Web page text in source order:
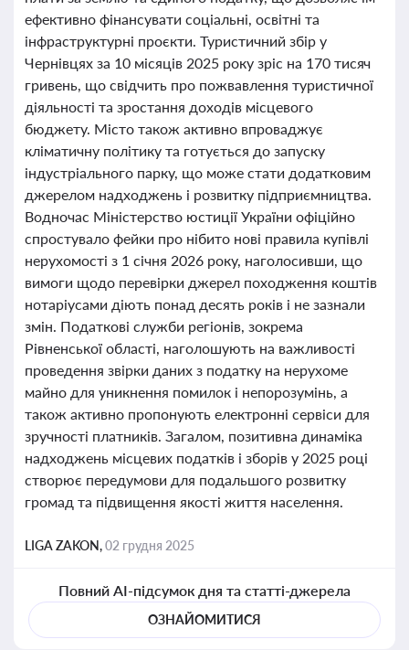
ефективно фінансувати соціальні, освітні та
інфраструктурні проєкти. Туристичний збір у
Чернівцях за 10 місяців 2025 року зріс на 170 тисяч
гривень, що свідчить про пожвавлення туристичної
діяльності та зростання доходів місцевого
бюджету. Місто також активно впроваджує
кліматичну політику та готується до запуску
індустріального парку, що може стати додатковим
джерелом надходжень і розвитку підприємництва.
Водночас Міністерство юстиції України офіційно
спростувало фейки про нібито нові правила купівлі
нерухомості з 1 січня 2026 року, наголосивши, що
вимоги щодо перевірки джерел походження коштів
нотаріусами діють понад десять років і не зазнали
змін. Податкові служби регіонів, зокрема
Рівненської області, наголошують на важливості
проведення звірки даних з податку на нерухоме
майно для уникнення помилок і непорозумінь, а
також активно пропонують електронні сервіси для
зручності платників. Загалом, позитивна динаміка
надходжень місцевих податків і зборів у 2025 році
створює передумови для подальшого розвитку
громад та підвищення якості життя населення.
LIGA ZAKON,02 грудня 2025
Повний AI-підсумок дня та статті-джерела
ОЗНАЙОМИТИСЯ